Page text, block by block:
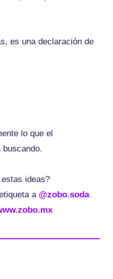
es una declaración de
lo que el
ideas?
a @zobo.soda